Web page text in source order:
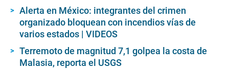
Alerta en México: integrantes del crimen
organizado bloquean con incendios vías de
varios estados | VIDEOS
Terremoto de magnitud 7,1 golpea la costa de
Malasia, reporta el USGS